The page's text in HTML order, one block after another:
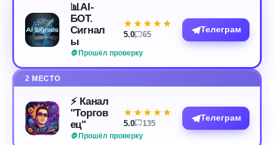
📊AI-
БОТ.
Сигнал
ы
Прошёл проверку
★★★★★
★★★★★
5.0 65
Телеграм
2 МЕСТО
⚡️ Канал
"Торгов
ец"
Прошёл проверку
★★★★★
★★★★★
5.0 135
Телеграм